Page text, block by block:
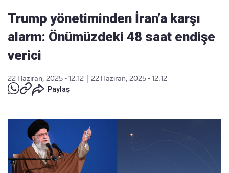
Trump yönetiminden İran’a karşı
alarm: Önümüzdeki 48 saat endişe
verici
22 Haziran, 2025 - 12:12
22 Haziran, 2025 - 12:12
Paylaş